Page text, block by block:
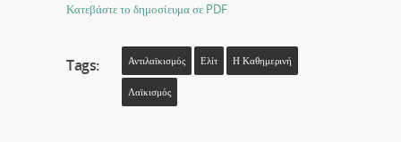
Κατεβάστε το δημοσίευμα σε PDF
Tags: Αντιλαϊκισμός Ελίτ Η Καθημερινή
Λαϊκισμός